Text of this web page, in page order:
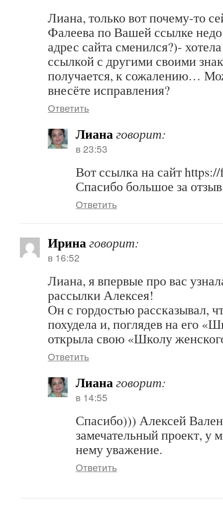
Лиана, только вот почему-то
Фалеева по Вашей ссылке
адрес сайта сменился?)-
ссылкой с другими своими
получается, к сожалению…
внесёте исправления?
Ответить
Лианаговорит:
в 23:53
Вот ссылка на сайт https://
Спасибо большое за
Ответить
Иринаговорит:
в 16:52
Лиана, я впервые про вас
рассылки Алексея!
Он с гордостью рассказывал,
похудела и, поглядев на его
открыла свою «Школу
Ответить
Лианаговорит:
в 14:55
Спасибо))) Алексей
замечательный проект, у
нему уважение.
Ответить